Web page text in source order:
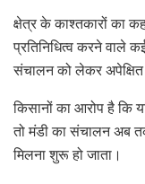
क्षेत्र के काश्तकारों का
प्रतिनिधित्व करने वाले
संचालन को लेकर अपेक्षित
किसानों का आरोप है कि
तो मंडी का संचालन अब
मिलना शुरू हो जाता।